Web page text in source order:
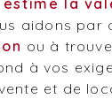
aidons par
ou à
à vos
et de